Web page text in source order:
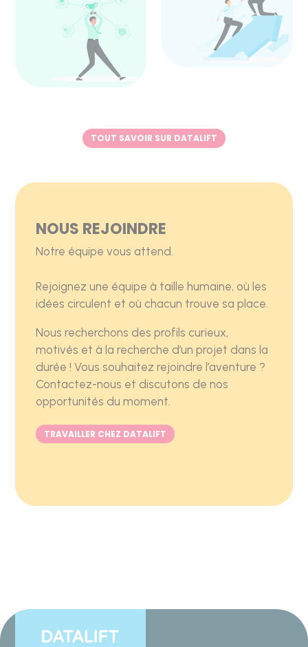
TOUT SAVOIR SUR DATALIFT
NOUS REJOINDRE
Notre équipe vous attend.
Rejoignez une équipe à taille humaine, où les
idées circulent et où chacun trouve sa place.
Nous recherchons des profils curieux,
motivés et à la recherche d’un projet dans la
durée ! Vous souhaitez rejoindre l’aventure ?
Contactez-nous et discutons de nos
opportunités du moment.
TRAVAILLER CHEZ DATALIFT